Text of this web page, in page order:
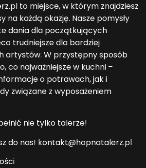
to miejsce, w którym znajdziesz
na każdą okazję. Nasze pomysły
dania dla początkujących
trudniejsze dla bardziej
artystów. W przystępny sposób
co najważniejsze w kuchni –
o potrawach, jak i
związane z wyposażeniem
nie tylko talerze!
do nas! kontakt@hopnatalerz.pl